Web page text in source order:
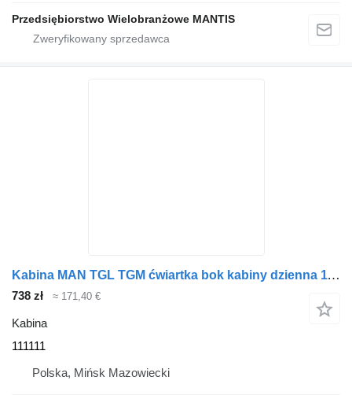
Przedsiębiorstwo Wielobranżowe MANTIS
Kabina MAN TGL TGM ćwiartka bok kabiny dzienna 111111 do ciągnika siodłowego
738 zł ≈ 171,40 €
Kabina
111111
Polska, Mińsk Mazowiecki